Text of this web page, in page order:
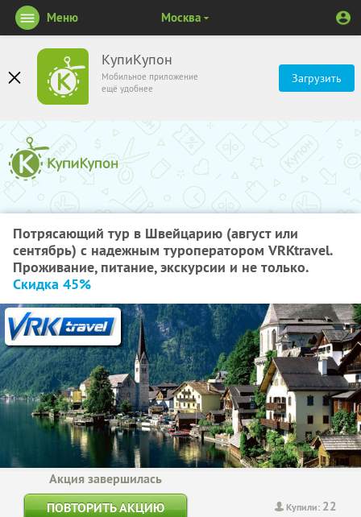
КупиКупон
Мобильное приложение
ещё удобнее
Загрузить
Меню Москва
Потрясающий тур в Швейцарию (август или
сентябрь) с надежным туроператором VRKtravel.
Проживание, питание, экскурсии и не только.
Скидка 45%
Купили: 22
Акция завершилась
ПОВТОРИТЬ АКЦИЮ